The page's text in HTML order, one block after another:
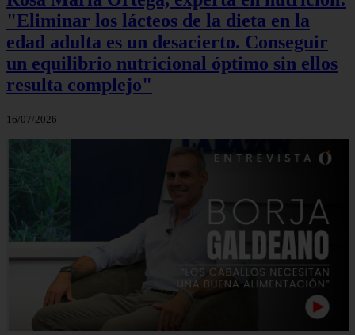
"Eliminar los lácteos de la dieta en la
edad adulta es un desacierto. Conseguir
un equilibrio nutricional óptimo sin ellos
resulta complejo"
16/07/2026